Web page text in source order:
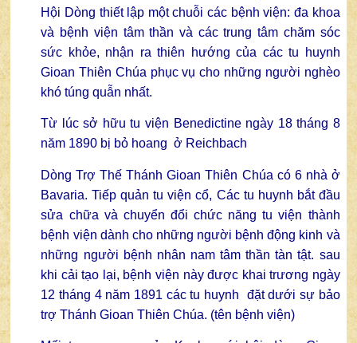
Hội Dòng thiết lập một chuỗi các bệnh viện: đa khoa
và bệnh viện tâm thần và các trung tâm chăm sóc
sức khỏe, nhận ra thiên hướng của các tu huynh
Gioan Thiên Chúa phục vụ cho những người nghèo
khó túng quẫn nhất.
Từ lúc sở hữu tu viện Benedictine ngày 18 tháng 8
năm 1890 bị bỏ hoang ở Reichbach
Dòng Trợ Thế Thánh Gioan Thiên Chúa có 6 nhà ở
Bavaria. Tiếp quản tu viện cổ, Các tu huynh bắt đầu
sửa chữa và chuyển đổi chức năng tu viện thành
bệnh viện dành cho những người bệnh động kinh và
những người bệnh nhân nam tâm thần tàn tật. sau
khi cải tạo lại, bệnh viện này được khai trương ngày
12 tháng 4 năm 1891 các tu huynh đặt dưới sự bảo
trợ Thánh Gioan Thiên Chúa. (tên bệnh viện)